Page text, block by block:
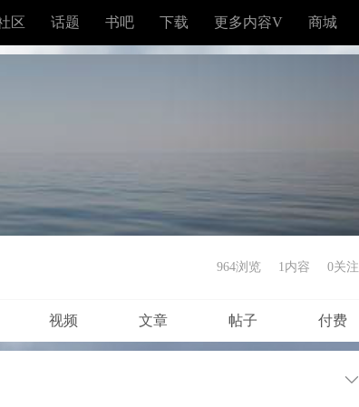
区 话题 书吧 下载 更多内容V 商城
964浏览 1内容 0关注
视频 文章 帖子 付费